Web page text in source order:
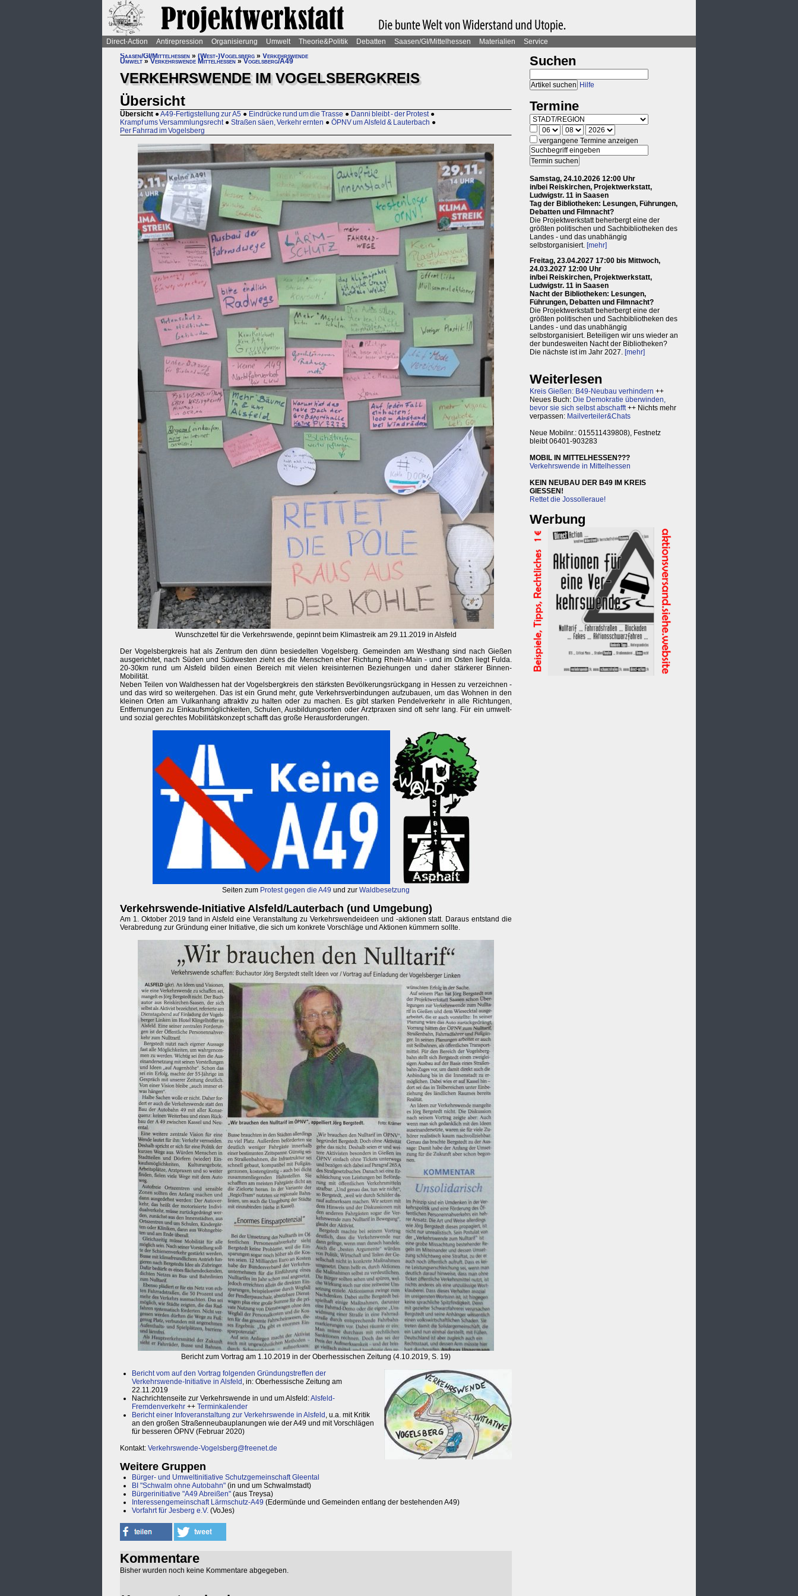
Direct-Action Antirepression Organisierung Umwelt Theorie&Politik Debatten Saasen/GI/Mittelhessen Materialien
Service
Saasen/GI/Mittelhessen » (West-)Vogelsberg » Verkehrswende
Umwelt » Verkehrswende Mittelhessen » Vogelsberg/A49
VERKEHRSWENDE IM VOGELSBERGKREIS
Übersicht
Übersicht ●A49-Fertigstellung zur A5 ● Eindrücke rund um die Trasse ● Danni bleibt - der Protest ●
Krampf ums Versammlungsrecht ● Straßen säen, Verkehr ernten ● ÖPNV um Alsfeld & Lauterbach ●
Per Fahrrad im Vogelsberg
Wunschzettel für die Verkehrswende, gepinnt beim Klimastreik am 29.11.2019 in Alsfeld
Der Vogelsbergkreis hat als Zentrum den dünn besiedelten Vogelsberg. Gemeinden am Westhang sind nach Gießen
ausgerichtet, nach Süden und Südwesten zieht es die Menschen eher Richtung Rhein-Main - und im Osten liegt Fulda.
20-30km rund um Alsfeld bilden einen Bereich mit vielen kreisinternen Beziehungen und daher stärkerer Binnen-
Mobilität.
Neben Teilen von Waldhessen hat der Vogelsbergkreis den stärksten Bevölkerungsrückgang in Hessen zu verzeichnen -
und das wird so weitergehen. Das ist ein Grund mehr, gute Verkehrsverbindungen aufzubauen, um das Wohnen in den
kleinen Orten am Vulkanhang attraktiv zu halten oder zu machen. Es gibt starken Pendelverkehr in alle Richtungen,
Entfernungen zu Einkaufsmöglichkeiten, Schulen, Ausbildungsorten oder Arztpraxen sind oft sehr lang. Für ein umwelt-
und sozial gerechtes Mobilitätskonzept schafft das große Herausforderungen.
Seiten zum Protest gegen die A49 und zur Waldbesetzung
Verkehrswende-Initiative Alsfeld/Lauterbach (und Umgebung)
Am 1. Oktober 2019 fand in Alsfeld eine Veranstaltung zu Verkehrswendeideen und -aktionen statt. Daraus entstand die
Verabredung zur Gründung einer Initiative, die sich um konkrete Vorschläge und Aktionen kümmern sollte.
Bericht zum Vortrag am 1.10.2019 in der Oberhessischen Zeitung (4.10.2019, S. 19)
Bericht vom auf den Vortrag folgenden Gründungstreffen der
Verkehrswende-Initiative in Alsfeld , in: Oberhessische Zeitung am
22.11.2019
Nachrichtenseite zur Verkehrswende in und um Alsfeld:Alsfeld-
Fremdenverkehr ++ Terminkalender
Bericht einer Infoveranstaltung zur Verkehrswende in Alsfeld , u.a. mit Kritik
an den großen Straßenneubauplanungen wie der A49 und mit Vorschlägen
für besseren ÖPNV (Februar 2020)
Kontakt: Verkehrswende-Vogelsberg@freenet.de
Weitere Gruppen
Bürger- und Umweltinitiative Schutzgemeinschaft Gleental
BI "Schwalm ohne Autobahn" (in und um Schwalmstadt)
Bürgerinitiative "A49 Abreißen" (aus Treysa)
Interessengemeinschaft Lärmschutz-A49 (Edermünde und Gemeinden entlang der bestehenden A49)
Vorfahrt für Jesberg e.V. (VoJes)
Kommentare
Bisher wurden noch keine Kommentare abgegeben.
Suchen
Hilfe
Termine
vergangene Termine anzeigen
Samstag, 24.10.2026 12:00 Uhr
in/bei Reiskirchen, Projektwerkstatt,
Ludwigstr. 11 in Saasen
Tag der Bibliotheken: Lesungen, Führungen,
Debatten und Filmnacht?
Die Projektwerkstatt beherbergt eine der
größten politischen und Sachbibliotheken des
Landes - und das unabhängig
selbstorganisiert. [mehr]
Freitag, 23.04.2027 17:00 bis Mittwoch,
24.03.2027 12:00 Uhr
in/bei Reiskirchen, Projektwerkstatt,
Ludwigstr. 11 in Saasen
Nacht der Bibliotheken: Lesungen,
Führungen, Debatten und Filmnacht?
Die Projektwerkstatt beherbergt eine der
größten politischen und Sachbibliotheken des
Landes - und das unabhängig
selbstorganisiert. Beteiligen wir uns wieder an
der bundesweiten Nacht der Bibliotheken?
Die nächste ist im Jahr 2027. [mehr]
Weiterlesen
Kreis Gießen: B49-Neubau verhindern ++
Neues Buch: Die Demokratie überwinden,
bevor sie sich selbst abschafft++ Nichts mehr
verpassen: Mailverteiler&Chats
Neue Mobilnr.: 015511439808), Festnetz
bleibt 06401-903283
MOBIL IN MITTELHESSEN???
Verkehrswende in Mittelhessen
KEIN NEUBAU DER B49 IM KREIS
GIESSEN!
Rettet die Jossolleraue!
Werbung